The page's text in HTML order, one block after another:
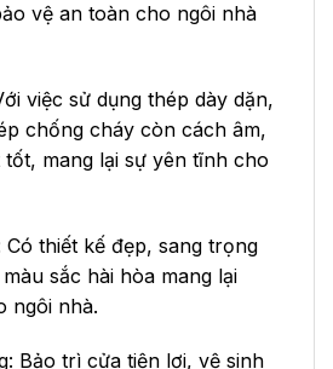
vệ an toàn cho ngôi nhà
việc sử dụng thép dày dặn,
chống cháy còn cách âm,
mang lại sự yên tĩnh cho
thiết kế đẹp, sang trọng
sắc hài hòa mang lại
ngôi nhà.
Bảo trì cửa tiện lợi, vệ sinh